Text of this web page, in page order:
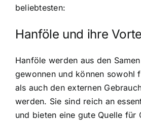
beliebtesten:
Hanföle und ihre
Hanföle werden aus den
gewonnen und können sowohl
als auch den externen
werden. Sie sind reich an
und bieten eine gute Quelle für